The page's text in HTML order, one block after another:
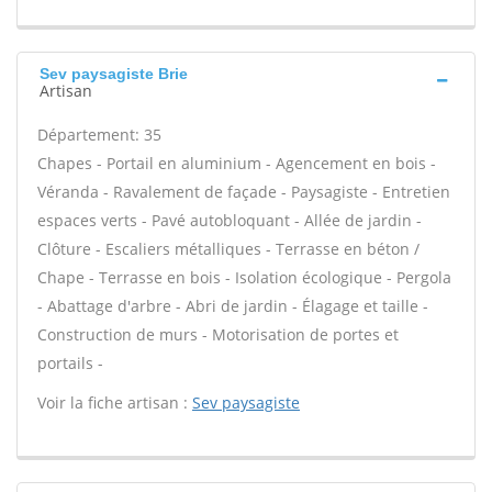
Sev paysagiste Brie
Artisan
Département: 35
Chapes - Portail en aluminium - Agencement en bois -
Véranda - Ravalement de façade - Paysagiste - Entretien
espaces verts - Pavé autobloquant - Allée de jardin -
Clôture - Escaliers métalliques - Terrasse en béton /
Chape - Terrasse en bois - Isolation écologique - Pergola
- Abattage d'arbre - Abri de jardin - Élagage et taille -
Construction de murs - Motorisation de portes et
portails -
Voir la fiche artisan : Sev paysagiste